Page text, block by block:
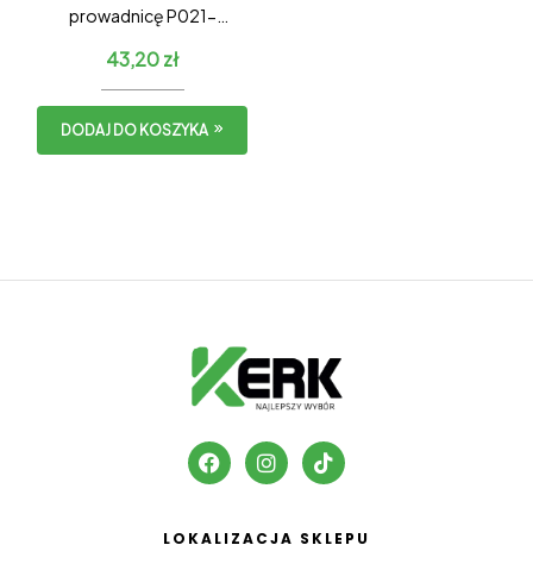
prowadnicę P021-
43,20zł
DODAJ DO KOSZYKA
LOKALIZACJA SKLEPU